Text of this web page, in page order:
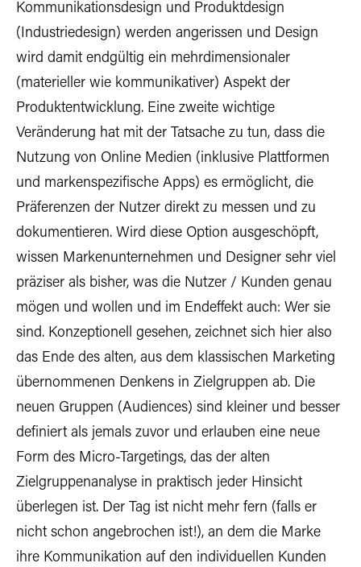
Kommunikationsdesign und Produktdesign
(Industriedesign) werden angerissen und Design
wird damit endgültig ein mehrdimensionaler
(materieller wie kommunikativer) Aspekt der
Produktentwicklung. Eine zweite wichtige
Veränderung hat mit der Tatsache zu tun, dass die
Nutzung von Online Medien (inklusive Plattformen
und markenspezifische Apps) es ermöglicht, die
Präferenzen der Nutzer direkt zu messen und zu
dokumentieren. Wird diese Option ausgeschöpft,
wissen Markenunternehmen und Designer sehr viel
präziser als bisher, was die Nutzer / Kunden genau
mögen und wollen und im Endeffekt auch: Wer sie
sind. Konzeptionell gesehen, zeichnet sich hier also
das Ende des alten, aus dem klassischen Marketing
übernommenen Denkens in Zielgruppen ab. Die
neuen Gruppen (Audiences) sind kleiner und besser
definiert als jemals zuvor und erlauben eine neue
Form des Micro-Targetings, das der alten
Zielgruppenanalyse in praktisch jeder Hinsicht
überlegen ist. Der Tag ist nicht mehr fern (falls er
nicht schon angebrochen ist!), an dem die Marke
ihre Kommunikation auf den individuellen Kunden